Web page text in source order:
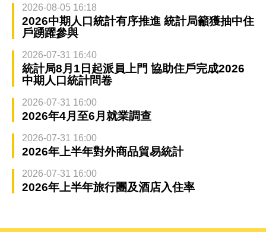
2026-08-05 16:18
2026中期人口統計有序推進 統計局籲獲抽中住
戶踴躍參與
2026-07-31 16:40
統計局8月1日起派員上門 協助住戶完成2026
中期人口統計問卷
2026-07-31 16:00
2026年4月至6月就業調查
2026-07-31 16:00
2026年上半年對外商品貿易統計
2026-07-31 16:00
2026年上半年旅行團及酒店入住率